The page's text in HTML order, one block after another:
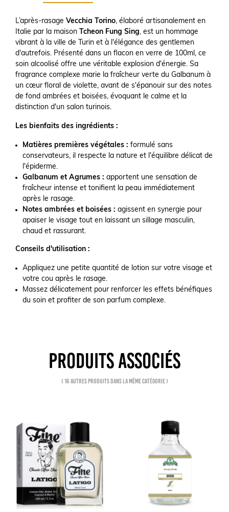
L’après-rasage Vecchia Torino, élaboré artisanalement en
Italie par la maison Tcheon Fung Sing, est un hommage
vibrant à la ville de Turin et à l'élégance des gentlemen
d'autrefois. Présenté dans un flacon en verre de 100ml, ce
soin alcoolisé offre une véritable explosion d'énergie. Sa
fragrance complexe marie la fraîcheur verte du Galbanum à
un cœur floral de violette, avant de s'épanouir sur des notes
de fond ambrées et boisées, évoquant le calme et la
distinction d'un salon turinois.
Les bienfaits des ingrédients :
Matières premières végétales : formulé sans
conservateurs, il respecte la nature et l'équilibre délicat de
l'épiderme.
Galbanum et Agrumes : apportent une sensation de
fraîcheur intense et tonifient la peau immédiatement
après le rasage.
Notes ambrées et boisées : agissent en synergie pour
apaiser le visage tout en laissant un sillage masculin,
chaud et rassurant.
Conseils d'utilisation :
Appliquez une petite quantité de lotion sur votre visage et
votre cou après le rasage.
Massez délicatement pour renforcer les effets bénéfiques
du soin et profiter de son parfum complexe.
PRODUITS ASSOCIÉS
( 16 autres produits dans la même catégorie )